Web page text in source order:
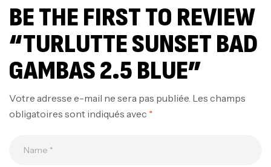
BE THE FIRST TO REVIEW
“TURLUTTE SUNSET BAD
GAMBAS 2.5 BLUE”
Votre adresse e-mail ne sera pas publiée. Les champs
obligatoires sont indiqués avec *